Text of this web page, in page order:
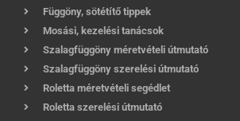
Függöny, sötétítő tippek
Mosási, kezelési tanácsok
Szalagfüggöny méretvételi útmutató
Szalagfüggöny szerelési útmutató
Roletta méretvételi segédlet
Roletta szerelési útmutató